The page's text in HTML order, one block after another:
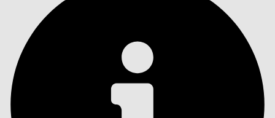
INHOUDSOPGAVE